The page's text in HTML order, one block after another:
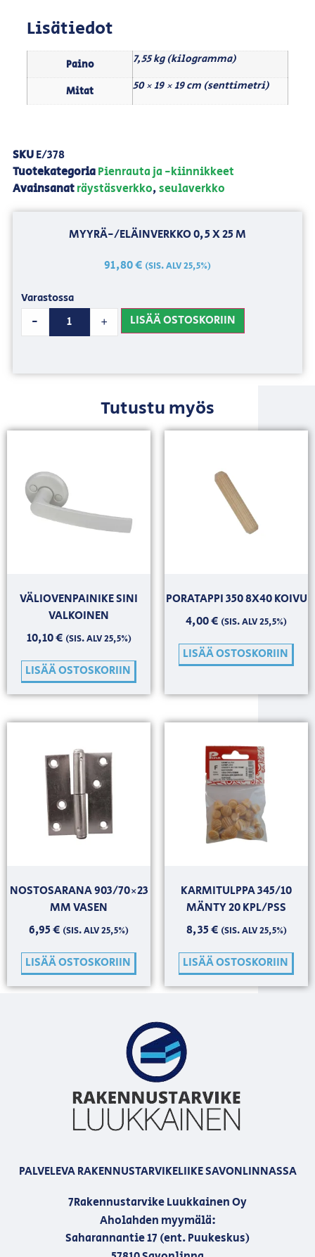
Lisätiedot
Paino 7,55 kg (kilogramma)
Mitat 50 × 19 × 19 cm (senttimetri)
SKUE/378
TuotekategoriaPienrauta ja -kiinnikkeet
Avainsanaträystäsverkko,seulaverkko
MYYRÄ-/ELÄINVERKKO 0,5 X 25 M
91,80€ (SIS. ALV 25,5%)
Varastossa
- + LISÄÄ OSTOSKORIIN
Tutustu myös
VÄLIOVENPAINIKE SINI
VALKOINEN
10,10€ (SIS. ALV 25,5%)
LISÄÄ OSTOSKORIIN
PORATAPPI 350 8X40 KOIVU
4,00€ (SIS. ALV 25,5%)
LISÄÄ OSTOSKORIIN
NOSTOSARANA 903/70×23
MM VASEN
6,95€ (SIS. ALV 25,5%)
LISÄÄ OSTOSKORIIN
KARMITULPPA 345/10
MÄNTY 20 KPL/PSS
8,35€ (SIS. ALV 25,5%)
LISÄÄ OSTOSKORIIN
PALVELEVA RAKENNUSTARVIKELIIKE SAVONLINNASSA
7Rakennustarvike Luukkainen Oy
Aholahden myymälä:
Saharannantie 17 (ent. Puukeskus)